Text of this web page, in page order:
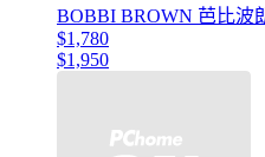
BOBBI BROWN 芭比波
$1,780
$1,950